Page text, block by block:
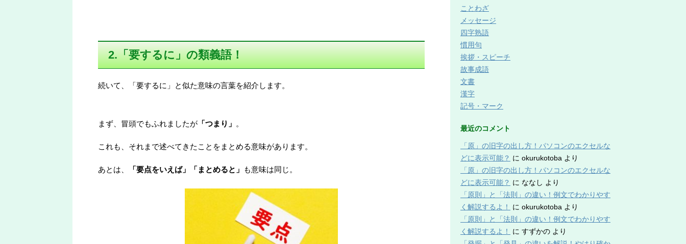
2.「要するに」の類義語！
続いて、「要するに」と似た意味の言葉を紹介します。
まず、冒頭でもふれましたが 「つまり」 。
これも、それまで述べてきたことをまとめる意味があります。
あとは、 「要点をいえば」「まとめると」 も意味は同じ。
ことわざ
メッセージ
四字熟語
慣用句
挨拶・スピーチ
故事成語
文書
漢字
記号・マーク
最近のコメント
「原」の旧字の出し方！パソコンのエクセルな
どに表示可能？ に okurukotoba より
「原」の旧字の出し方！パソコンのエクセルな
どに表示可能？ に ななし より
「原則」と「法則」の違い！例文でわかりやす
く解説するよ！
に okurukotoba より
「原則」と「法則」の違い！例文でわかりやす
く解説するよ！
に すずかの より